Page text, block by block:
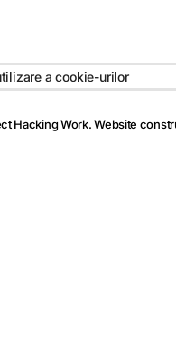
a cookie-urilor
Hacking Work. Website